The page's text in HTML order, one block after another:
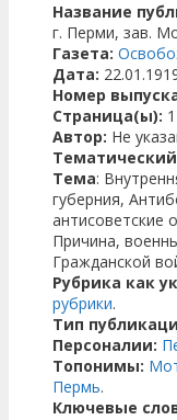
Название
г. Перми, зав.
Газета:
Дата:
Номер
Страница(ы): 1
Автор: Не
Тема:
губерния,
антисоветские
Причина,
Гражданской
Рубрика как
рубрики.
Тип
Персоналии:
Топонимы:
Пермь.
Ключевые